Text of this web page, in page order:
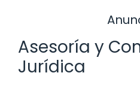
Asesoría y
Jurídica